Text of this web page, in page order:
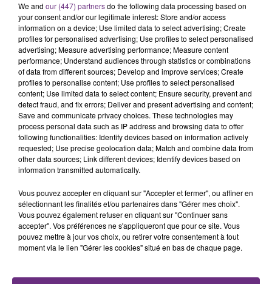
VENEZ FÊTER CE WEEK-END
L'ANNIVERSAIRE DE WOINIC
Ce samedi 8 août sera un grand jour :
l'anniversaire du plus gros sanglier du monde.
Une fête est donc organisée et vous êtes tous
conviés !
TITRES DIFFUSÉS
13h08
13h08
La Lune
13h04
13h04
Shape Of You
We and our (447) partnersdo the following data processing based on
your consent and/or our legitimate interest: Store and/or access
information on a device; Use limited data to select advertising; Create
profiles for personalised advertising; Use profiles to select personalised
advertising; Measure advertising performance; Measure content
performance; Understand audiences through statistics or combinations
of data from different sources; Develop and improve services; Create
profiles to personalise content; Use profiles to select personalised
content; Use limited data to select content; Ensure security, prevent and
detect fraud, and fix errors; Deliver and present advertising and content;
Save and communicate privacy choices. These technologies may
process personal data such as IP address and browsing data to offer
following functionalities: Identify devices based on information actively
requested; Use precise geolocation data; Match and combine data from
other data sources; Link different devices; Identify devices based on
information transmitted automatically.
Vous pouvez accepter en cliquant sur "Accepter et fermer", ou affiner en
sélectionnant les finalités et/ou partenaires dans "Gérer mes choix".
Vous pouvez également refuser en cliquant sur "Continuer sans
accepter". Vos préférences ne s'appliqueront que pour ce site. Vous
pouvez mettre à jour vos choix, ou retirer votre consentement à tout
moment via le lien "Gérer les cookies" situé en bas de chaque page.